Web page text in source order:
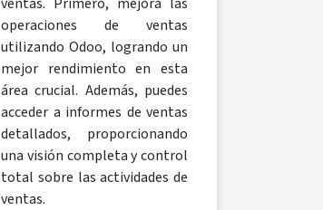
operaciones de ventas
utilizando Odoo, logrando un
mejor rendimiento en esta
área crucial. Además, puedes
acceder a informes de ventas
detallados, proporcionando
una visión completa y control
total sobre las actividades de
ventas.